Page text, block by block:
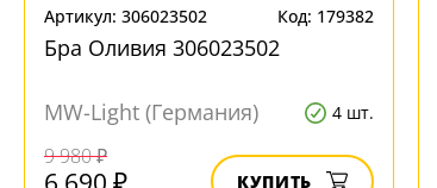
Артикул: 306023502 Код: 179382
Бра Оливия 306023502
MW-Light (Германия) 4 шт.
9 980 ₽
КУПИТЬ